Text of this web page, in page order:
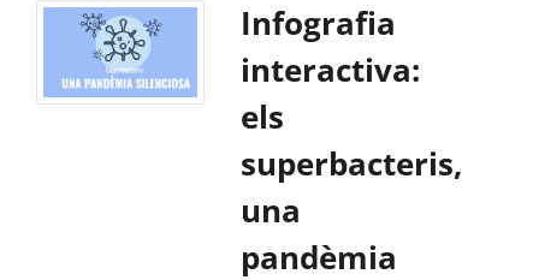
Infografia
interactiva:
els
superbacteris,
una
pandèmia